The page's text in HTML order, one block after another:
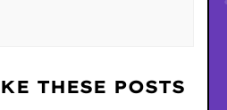
THESE POSTS